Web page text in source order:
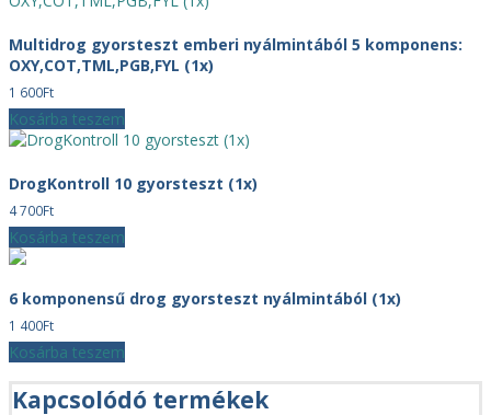
Multidrog gyorsteszt emberi nyálmintából 5 komponens:
OXY,COT,TML,PGB,FYL (1x)
1 600Ft
Kosárba teszem
DrogKontroll 10 gyorsteszt (1x)
4 700Ft
Kosárba teszem
6 komponensű drog gyorsteszt nyálmintából (1x)
1 400Ft
Kosárba teszem
Kapcsolódó termékek